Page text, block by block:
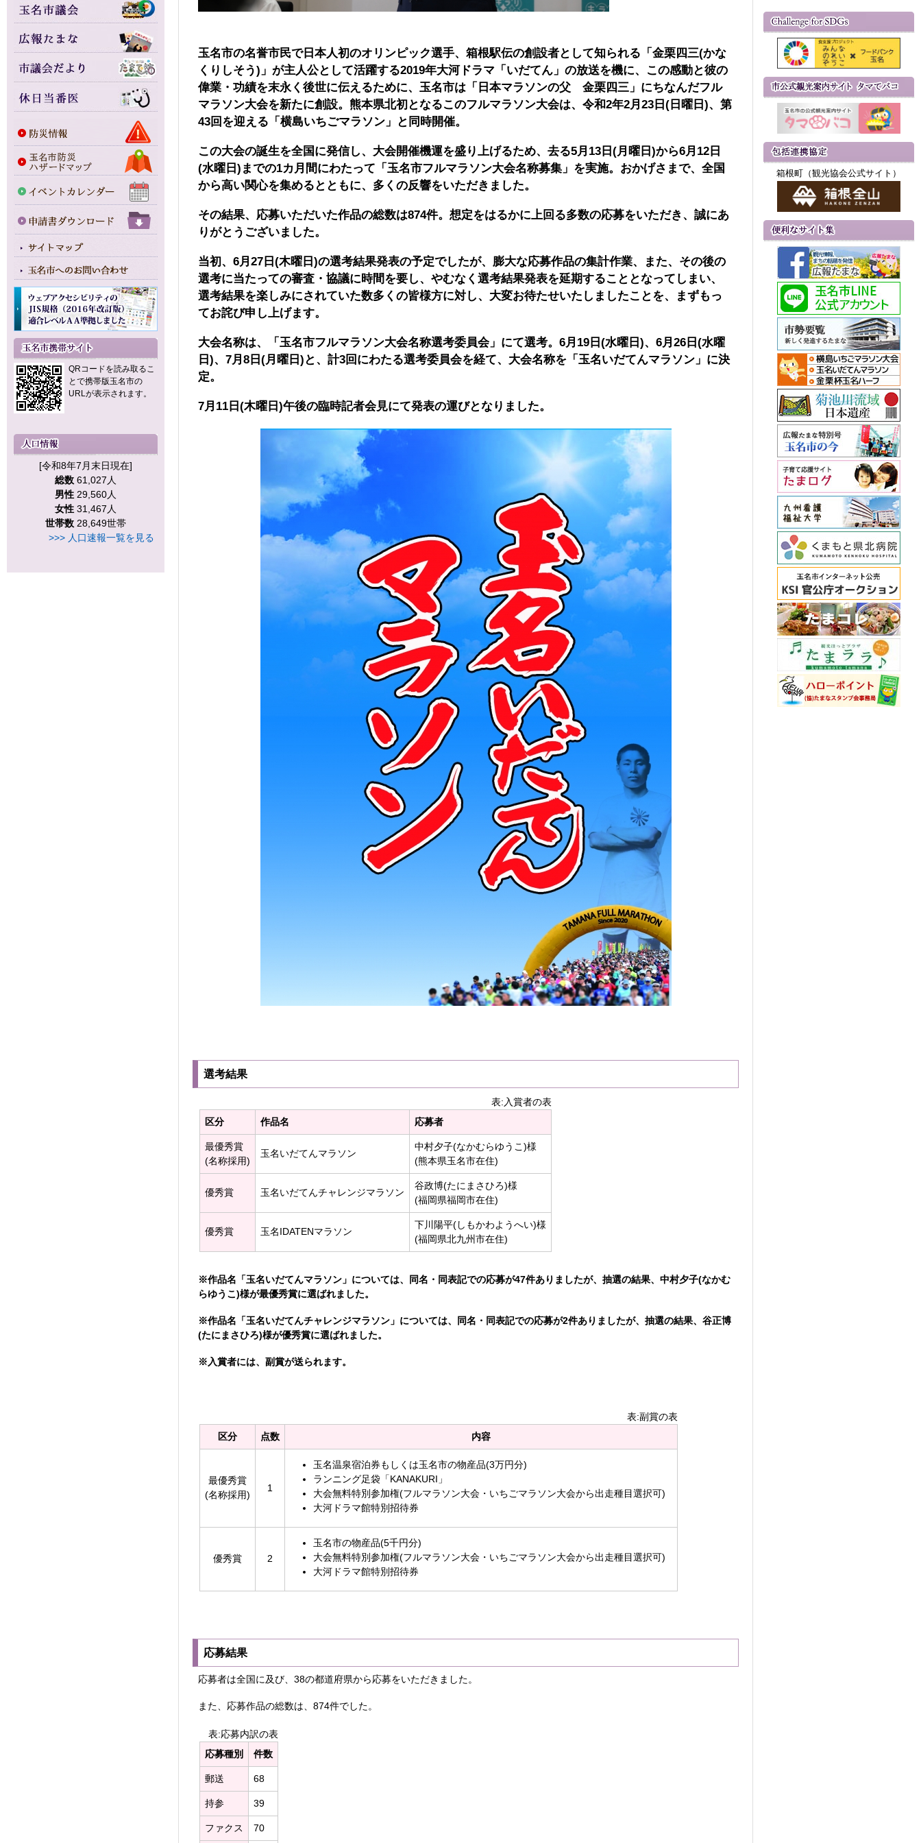
QRコードを読み取るこ
とで携帯版玉名市の
URLが表示されます。
[令和8年7月末日現在]
総数 61,027人
男性 29,560人
女性 31,467人
世帯数 28,649世帯
>>> 人口速報一覧を見る
玉名市の名誉市民で日本人初のオリンピック選手、箱根駅伝の創設者として知られる「金栗四三(かな
くりしそう)」が主人公として活躍する2019年大河ドラマ「いだてん」の放送を機に、この感動と彼の
偉業・功績を末永く後世に伝えるために、玉名市は「日本マラソンの父 金栗四三」にちなんだフル
マラソン大会を新たに創設。熊本県北初となるこのフルマラソン大会は、令和2年2月23日(日曜日)、第
43回を迎える「横島いちごマラソン」と同時開催。
この大会の誕生を全国に発信し、大会開催機運を盛り上げるため、去る5月13日(月曜日)から6月12日
(水曜日)までの1カ月間にわたって「玉名市フルマラソン大会名称募集」を実施。おかげさまで、全国
から高い関心を集めるとともに、多くの反響をいただきました。
その結果、応募いただいた作品の総数は874件。想定をはるかに上回る多数の応募をいただき、誠にあ
りがとうございました。
当初、6月27日(木曜日)の選考結果発表の予定でしたが、膨大な応募作品の集計作業、また、その後の
選考に当たっての審査・協議に時間を要し、やむなく選考結果発表を延期することとなってしまい、
選考結果を楽しみにされていた数多くの皆様方に対し、大変お待たせいたしましたことを、まずもっ
てお詫び申し上げます。
大会名称は、「玉名市フルマラソン大会名称選考委員会」にて選考。6月19日(水曜日)、6月26日(水曜
日)、7月8日(月曜日)と、計3回にわたる選考委員会を経て、大会名称を「玉名いだてんマラソン」に決
定。
7月11日(木曜日)午後の臨時記者会見にて発表の運びとなりました。
選考結果
表:入賞者の表
区分
作品名 応募者
最優秀賞
(名称採用)
玉名いだてんマラソン
中村夕子(なかむらゆうこ)様
(熊本県玉名市在住)
優秀賞 玉名いだてんチャレンジマラソン
谷政博(たにまさひろ)様
(福岡県福岡市在住)
優秀賞 玉名IDATENマラソン
下川陽平(しもかわようへい)様
(福岡県北九州市在住)
※作品名「玉名いだてんマラソン」については、同名・同表記での応募が47件ありましたが、抽選の結果、中村夕子(なかむ
らゆうこ)様が最優秀賞に選ばれました。
※作品名「玉名いだてんチャレンジマラソン」については、同名・同表記での応募が2件ありましたが、抽選の結果、谷正博
(たにまさひろ)様が優秀賞に選ばれました。
※入賞者には、副賞が送られます。
表:副賞の表
区分
点数 内容
最優秀賞
(名称採用)
1
玉名温泉宿泊券もしくは玉名市の物産品(3万円分)
ランニング足袋「KANAKURI」
大会無料特別参加権(フルマラソン大会・いちごマラソン大会から出走種目選択可)
大河ドラマ館特別招待券
優秀賞 2
玉名市の物産品(5千円分)
大会無料特別参加権(フルマラソン大会・いちごマラソン大会から出走種目選択可)
大河ドラマ館特別招待券
応募結果
応募者は全国に及び、38の都道府県から応募をいただきました。
また、応募作品の総数は、874件でした。
表:応募内訳の表
応募種別
件数
郵送 68
持参 39
ファクス 70
箱根町（観光協会公式サイト）